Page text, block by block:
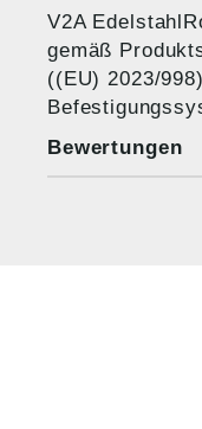
V2A
gemäß
((EU) 2023/
Bewertungen